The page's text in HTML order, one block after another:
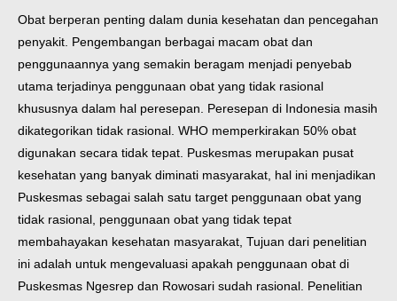
Obat berperan penting dalam dunia kesehatan dan pencegahan
penyakit. Pengembangan berbagai macam obat dan
penggunaannya yang semakin beragam menjadi penyebab
utama terjadinya penggunaan obat yang tidak rasional
khususnya dalam hal peresepan. Peresepan di Indonesia masih
dikategorikan tidak rasional. WHO memperkirakan 50% obat
digunakan secara tidak tepat. Puskesmas merupakan pusat
kesehatan yang banyak diminati masyarakat, hal ini menjadikan
Puskesmas sebagai salah satu target penggunaan obat yang
tidak rasional, penggunaan obat yang tidak tepat
membahayakan kesehatan masyarakat, Tujuan dari penelitian
ini adalah untuk mengevaluasi apakah penggunaan obat di
Puskesmas Ngesrep dan Rowosari sudah rasional. Penelitian